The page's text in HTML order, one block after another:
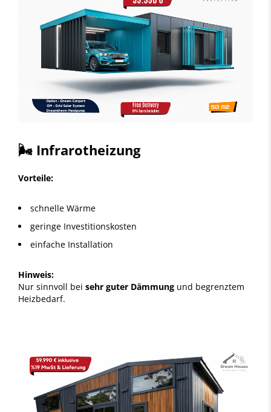
🌬️ Infrarotheizung
Vorteile:
schnelle Wärme
geringe Investitionskosten
einfache Installation
Hinweis:
Nur sinnvoll bei sehr guter Dämmung und begrenztem
Heizbedarf.